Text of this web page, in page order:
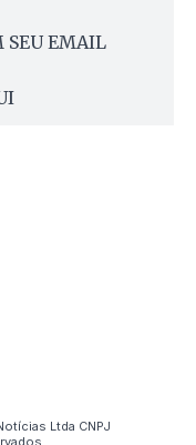
SEU EMAIL
Ltda CNPJ